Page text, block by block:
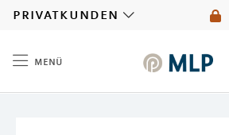
privatkunden
menü